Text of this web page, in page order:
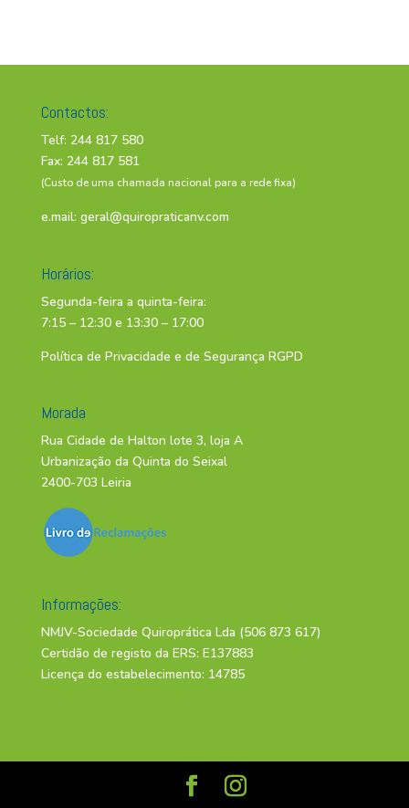
Contactos:
Telf: 244 817 580
Fax: 244 817 581
(Custo de uma chamada nacional para a rede fixa)
e.mail: geral@quiropraticanv.com
Horários:
Segunda-feira a quinta-feira:
7:15 – 12:30 e 13:30 – 17:00
Política de Privacidade e de Segurança RGPD
Morada
Rua Cidade de Halton lote 3, loja A
Urbanização da Quinta do Seixal
2400-703 Leiria
Informações:
NMJV-Sociedade Quiroprática Lda (506 873 617)
Certidão de registo da ERS: E137883
Licença do estabelecimento: 14785